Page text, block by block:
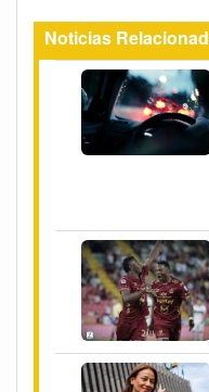
Noticias